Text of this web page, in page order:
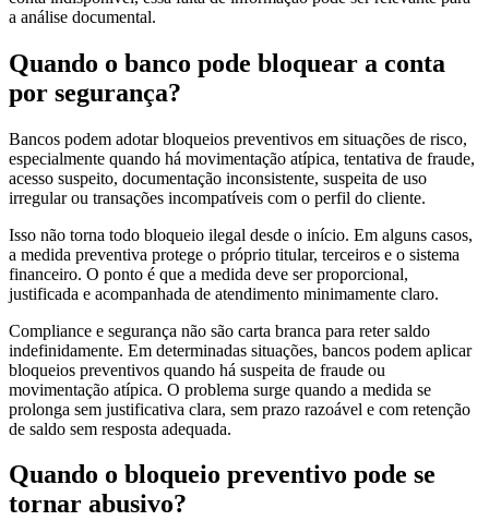
a análise documental.
Quando o banco pode bloquear a conta
por segurança?
Bancos podem adotar bloqueios preventivos em situações de risco,
especialmente quando há movimentação atípica, tentativa de fraude,
acesso suspeito, documentação inconsistente, suspeita de uso
irregular ou transações incompatíveis com o perfil do cliente.
Isso não torna todo bloqueio ilegal desde o início. Em alguns casos,
a medida preventiva protege o próprio titular, terceiros e o sistema
financeiro. O ponto é que a medida deve ser proporcional,
justificada e acompanhada de atendimento minimamente claro.
Compliance e segurança não são carta branca para reter saldo
indefinidamente. Em determinadas situações, bancos podem aplicar
bloqueios preventivos quando há suspeita de fraude ou
movimentação atípica. O problema surge quando a medida se
prolonga sem justificativa clara, sem prazo razoável e com retenção
de saldo sem resposta adequada.
Quando o bloqueio preventivo pode se
tornar abusivo?